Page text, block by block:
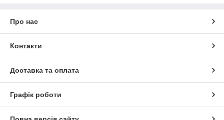
Про нас
Контакти
Доставка та оплата
Графік роботи